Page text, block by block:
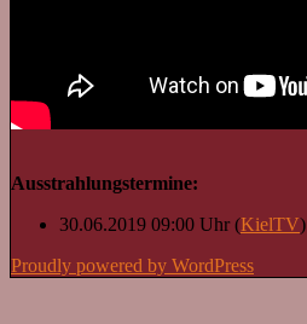
Ausstrahlungstermine:
30.06.2019 09:00 Uhr (KielTV)
Proudly powered by WordPress